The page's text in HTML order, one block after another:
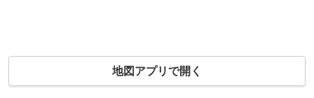
地図アプリで開く